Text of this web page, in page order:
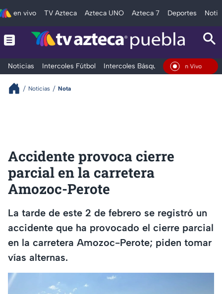
en vivo TV Azteca Azteca UNO Azteca 7 Deportes
Noticias Intercoles Fútbol Intercoles Básquetbol Deportes
En Vivo
Noticias Nota
Accidente provoca cierre
parcial en la carretera
Amozoc-Perote
La tarde de este 2 de febrero se registró un
accidente que ha provocado el cierre parcial
en la carretera Amozoc-Perote; piden tomar
vías alternas.